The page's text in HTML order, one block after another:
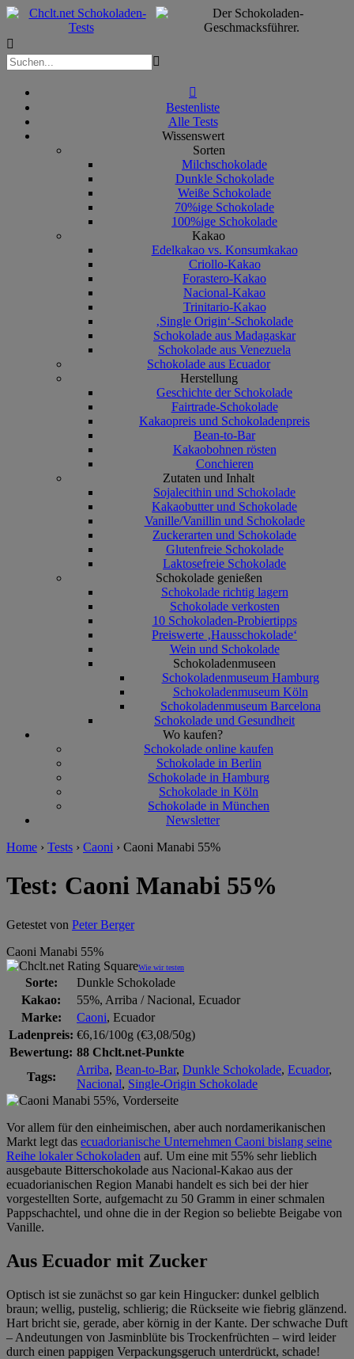



Bestenliste
Alle Tests
Wissenswert
Sorten
Milchschokolade
Dunkle Schokolade
Weiße Schokolade
70%ige Schokolade
100%ige Schokolade
Kakao
Edelkakao vs. Konsumkakao
Criollo-Kakao
Forastero-Kakao
Nacional-Kakao
Trinitario-Kakao
‚Single Origin‘-Schokolade
Schokolade aus Madagaskar
Schokolade aus Venezuela
Schokolade aus Ecuador
Herstellung
Geschichte der Schokolade
Fairtrade-Schokolade
Kakaopreis und Schokoladenpreis
Bean-to-Bar
Kakaobohnen rösten
Conchieren
Zutaten und Inhalt
Sojalecithin und Schokolade
Kakaobutter und Schokolade
Vanille/Vanillin und Schokolade
Zuckerarten und Schokolade
Glutenfreie Schokolade
Laktosefreie Schokolade
Schokolade genießen
Schokolade richtig lagern
Schokolade verkosten
10 Schokoladen-Probiertipps
Preiswerte ‚Hausschokolade‘
Wein und Schokolade
Schokoladenmuseen
Schokoladenmuseum Hamburg
Schokoladenmuseum Köln
Schokoladenmuseum Barcelona
Schokolade und Gesundheit
Wo kaufen?
Schokolade online kaufen
Schokolade in Berlin
Schokolade in Hamburg
Schokolade in Köln
Schokolade in München
Newsletter
Home › Tests › Caoni › Caoni Manabi 55%
Test: Caoni Manabi 55%
Getestet von Peter Berger
Caoni Manabi 55%
Wie wir testen
Sorte:
Dunkle Schokolade
Kakao:
55%, Arriba / Nacional, Ecuador
Marke:
Caoni, Ecuador
Ladenpreis: €6,16/100g (€3,08/50g)
Bewertung: 88 Chclt.net-Punkte
Tags:
Arriba, Bean-to-Bar, Dunkle Schokolade, Ecuador,
Nacional, Single-Origin Schokolade
Vor allem für den einheimischen, aber auch nordamerikanischen
Markt legt das ecuadorianische Unternehmen Caoni bislang seine
Reihe lokaler Schokoladen auf. Um eine mit 55% sehr lieblich
ausgebaute Bitterschokolade aus Nacional-Kakao aus der
ecuadorianischen Region Manabi handelt es sich bei der hier
vorgestellten Sorte, aufgemacht zu 50 Gramm in einer schmalen
Pappschachtel, und ohne die in der Region so beliebte Beigabe von
Vanille.
Aus Ecuador mit Zucker
Optisch ist sie zunächst so gar kein Hingucker: dunkel gelblich
braun; wellig, pustelig, schlierig; die Rückseite wie fiebrig glänzend.
Hart bricht sie, gerade, aber körnig in der Kante. Der schwache Duft
– Andeutungen von Jasminblüte bis Trockenfrüchten – wird leider
durch einen pappigen Verpackungsgeruch unterdrückt, schade!